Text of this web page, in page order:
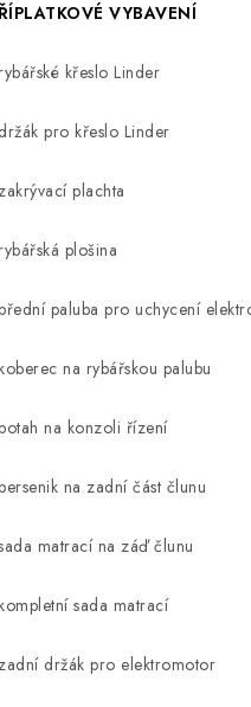
VYBAVENÍ
křeslo Linder
pro křeslo Linder
plachta
plošina
paluba pro uchycení
na rybářskou palubu
na konzoli řízení
na zadní část člunu
matrací na záď člunu
sada matrací
držák pro elektromotor